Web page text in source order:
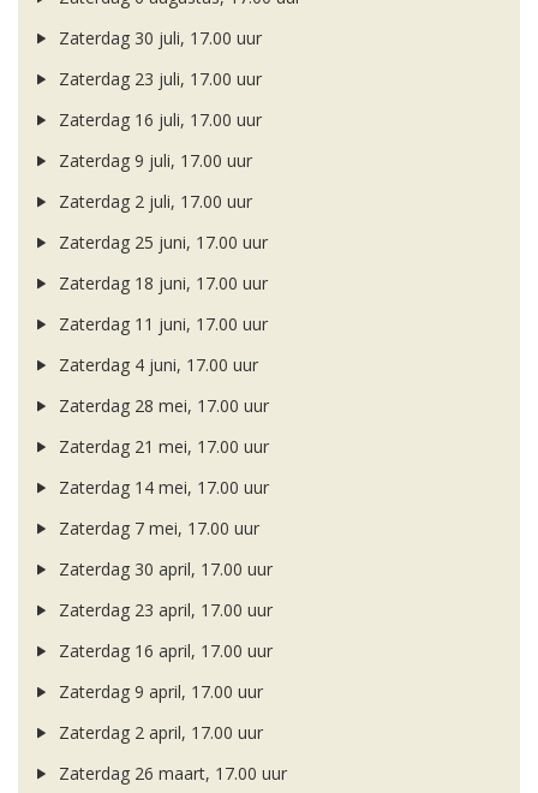
Zaterdag 30 juli, 17.00 uur
Zaterdag 23 juli, 17.00 uur
Zaterdag 16 juli, 17.00 uur
Zaterdag 9 juli, 17.00 uur
Zaterdag 2 juli, 17.00 uur
Zaterdag 25 juni, 17.00 uur
Zaterdag 18 juni, 17.00 uur
Zaterdag 11 juni, 17.00 uur
Zaterdag 4 juni, 17.00 uur
Zaterdag 28 mei, 17.00 uur
Zaterdag 21 mei, 17.00 uur
Zaterdag 14 mei, 17.00 uur
Zaterdag 7 mei, 17.00 uur
Zaterdag 30 april, 17.00 uur
Zaterdag 23 april, 17.00 uur
Zaterdag 16 april, 17.00 uur
Zaterdag 9 april, 17.00 uur
Zaterdag 2 april, 17.00 uur
Zaterdag 26 maart, 17.00 uur